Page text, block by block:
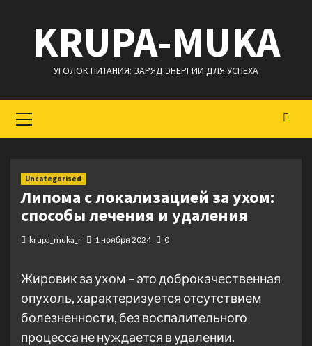
содержимому
KRUPA-MUKA
УГОЛОК ПИТАНИЯ: ЗАРЯД ЭНЕРГИИ ДЛЯ УСПЕХА
меню
Uncategorised
Липома с локализацией за ухом:
способы лечения и удаления
krupa_muka_r 1 ноября 2024 0
Жировик за ухом – это доброкачественная
опухоль, характеризуется отсутствием
болезненности, без воспалительного
процесса не нуждается в удалении.